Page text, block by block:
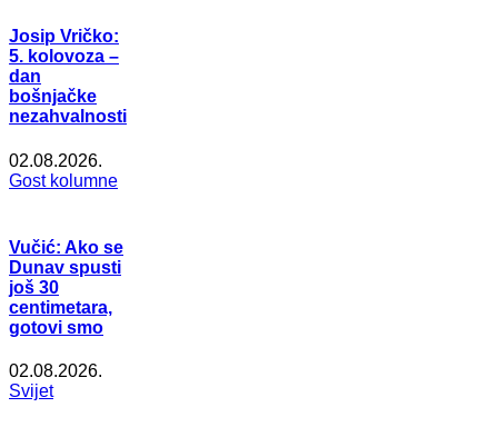
Josip Vričko:
5. kolovoza –
dan
bošnjačke
nezahvalnosti
02.08.2026.
Gost kolumne
Vučić: Ako se
Dunav spusti
još 30
centimetara,
gotovi smo
02.08.2026.
Svijet